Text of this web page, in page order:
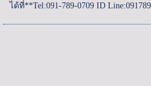
ได้ที่**Tel:091-789-0709 ID